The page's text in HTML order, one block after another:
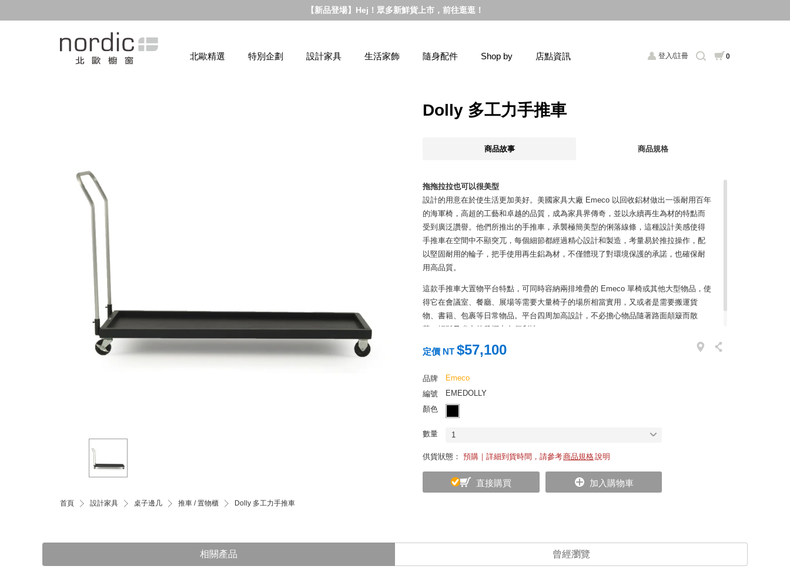
【新品登場】Hej！眾多新鮮貨上市，前往逛逛！
登入/註冊 0
北歐精選 特別企劃 設計家具 生活家飾 隨身配件 Shop by 店點資訊
首頁 設計家具 桌子邊几 推車 / 置物櫃 Dolly 多工力手推車
Dolly 多工力手推車
商品故事 商品規格
拖拖拉拉也可以很美型
設計的用意在於使生活更加美好。美國家具大廠 Emeco 以回收鋁材做出一張耐用百年
的海軍椅，高超的工藝和卓越的品質，成為家具界傳奇，並以永續再生為材的特點而
受到廣泛讚譽。他們所推出的手推車，承襲極簡美型的俐落線條，這種設計美感使得
手推車在空間中不顯突兀，每個細節都經過精心設計和製造，考量易於推拉操作，配
以堅固耐用的輪子，把手使用再生鋁為材，不僅體現了對環境保護的承諾，也確保耐
用高品質。
這款手推車大置物平台特點，可同時容納兩排堆疊的 Emeco 單椅或其他大型物品，使
得它在會議室、餐廳、展場等需要大量椅子的場所相當實用，又或者是需要搬運貨
物、書籍、包裹等日常物品。平台四周加高設計，不必擔心物品隨著路面顛簸而散
落，輕鬆又省力的發揮出色便利性。
定價 NT $57,100
品牌
Emeco
編號
EMEDOLLY
顏色
數量 1
供貨狀態： 預購｜詳細到貨時間，請參考商品規格說明
直接購買 加入購物車
相關產品 曾經瀏覽